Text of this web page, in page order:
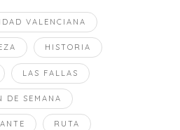
VALENCIANA
HISTORIA
LAS FALLAS
DE SEMANA
RUTA